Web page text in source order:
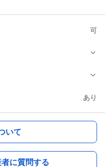
可
あり
いて
に質問する